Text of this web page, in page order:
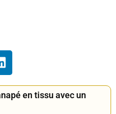
en tissu avec un